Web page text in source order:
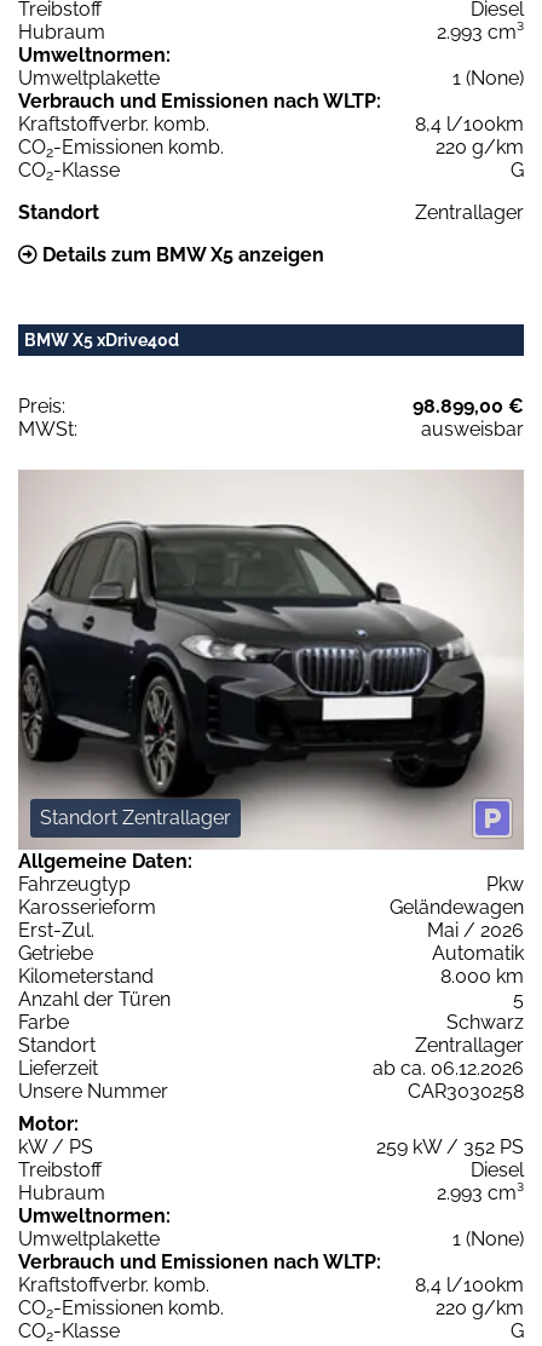
Treibstoff
Diesel
Hubraum
2.993 cm³
Umweltnormen:
Umweltplakette
1 (None)
Verbrauch und Emissionen nach WLTP:
Kraftstoffverbr. komb.
8,4 l/100km
CO2-Emissionen komb.
220 g/km
CO2-Klasse
G
Standort
Zentrallager
Details zum BMW X5 anzeigen
BMW X5 xDrive40d
Preis:
98.899,00 €
MWSt:
ausweisbar
Standort Zentrallager
Allgemeine Daten:
Fahrzeugtyp
Pkw
Karosserieform
Geländewagen
Erst-Zul.
Mai / 2026
Getriebe
Automatik
Kilometerstand
8.000 km
Anzahl der Türen
5
Farbe
Schwarz
Standort
Zentrallager
Lieferzeit
ab ca. 06.12.2026
Unsere Nummer
CAR3030258
Motor:
kW / PS
259 kW / 352 PS
Treibstoff
Diesel
Hubraum
2.993 cm³
Umweltnormen:
Umweltplakette
1 (None)
Verbrauch und Emissionen nach WLTP:
Kraftstoffverbr. komb.
8,4 l/100km
CO2-Emissionen komb.
220 g/km
CO2-Klasse
G